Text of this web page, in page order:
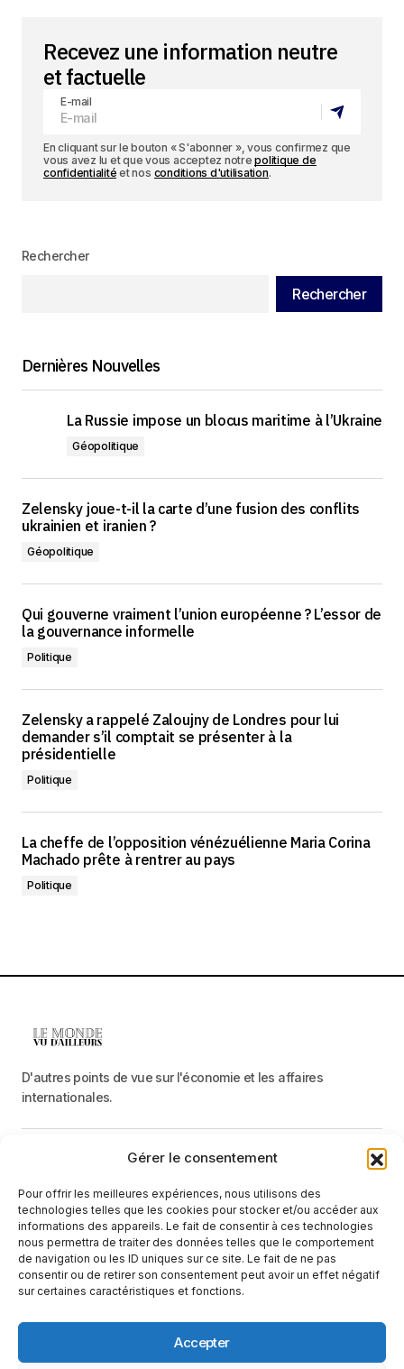
Gérer le consentement
Pour offrir les meilleures expériences, nous utilisons des
technologies telles que les cookies pour stocker et/ou accéder aux
informations des appareils. Le fait de consentir à ces technologies
nous permettra de traiter des données telles que le comportement
de navigation ou les ID uniques sur ce site. Le fait de ne pas
consentir ou de retirer son consentement peut avoir un effet négatif
sur certaines caractéristiques et fonctions.
Accepter
Recevez une information neutre
et factuelle
E-mail
En cliquant sur le bouton « S'abonner », vous confirmez que
vous avez lu et que vous acceptez notrepolitique de
confidentialité et nos conditions d'utilisation.
Rechercher
Rechercher
Dernières Nouvelles
La Russie impose un blocus maritime à l’Ukraine
Géopolitique
Zelensky joue-t-il la carte d’une fusion des conflits
ukrainien et iranien ?
Géopolitique
Qui gouverne vraiment l’union européenne ? L’essor de
la gouvernance informelle
Politique
Zelensky a rappelé Zaloujny de Londres pour lui
demander s’il comptait se présenter à la
présidentielle
Politique
La cheffe de l’opposition vénézuélienne Maria Corina
Machado prête à rentrer au pays
Politique
D'autres points de vue sur l'économie et les affaires
internationales.
Catégories
Recevez une information neutre et factuelle
E-mail
En cliquant sur le bouton « S'abonner », vous confirmez que vous
avez lu et que vous acceptez notrepolitique de confidentialité
conditions d'utilisation.